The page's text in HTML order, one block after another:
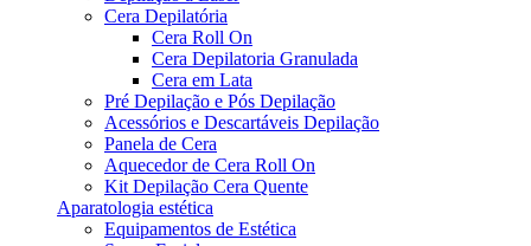
Cera Depilatória
Cera Roll On
Cera Depilatoria Granulada
Cera em Lata
Pré Depilação e Pós Depilação
Acessórios e Descartáveis Depilação
Panela de Cera
Aquecedor de Cera Roll On
Kit Depilação Cera Quente
Aparatologia estética
Equipamentos de Estética